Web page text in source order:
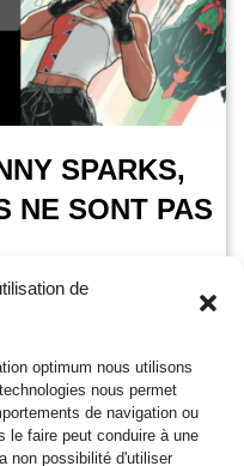
de
optimum nous utilisons
nous permet
de navigation ou
le faire peut conduire à une
non possibilité d'utiliser
SPARKS,
NE SONT PAS
Sparks chez Urban
le personnage
par… Lire la suite »